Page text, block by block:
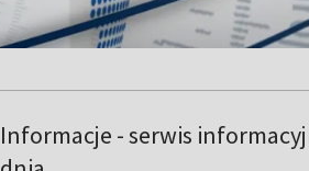
Informacje - serwis